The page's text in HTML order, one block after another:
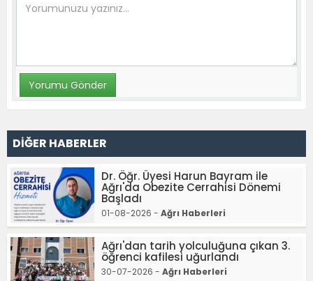
DİĞER HABERLER
Dr. Öğr. Üyesi Harun Bayram ile
Ağrı'da Obezite Cerrahisi Dönemi
Başladı
01-08-2026 - Ağrı Haberleri
Ağrı'dan tarih yolculuğuna çıkan 3.
öğrenci kafilesi uğurlandı
30-07-2026 - Ağrı Haberleri